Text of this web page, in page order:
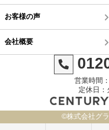
お客様の声
会社概要
営業時間
定休日：
©株式会社グ